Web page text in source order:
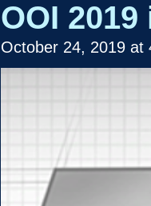
OOI
October 24, 2019 at